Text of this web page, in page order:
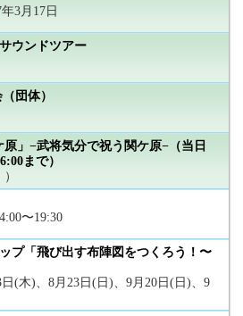
3月17日
ウンドツアー
団体）
」−武将気分で祝う関ケ原−（当日
まで）
〜19:30
プ「飛び出す布陣図をつくろう！〜
(木)、8月23日(日)、9月20日(日)、9